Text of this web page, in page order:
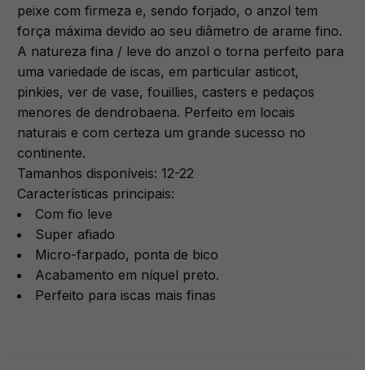
peixe com firmeza e, sendo forjado, o anzol tem
força máxima devido ao seu diâmetro de arame fino.
A natureza fina / leve do anzol o torna perfeito para
uma variedade de iscas, em particular asticot,
pinkies, ver de vase, fouillies, casters e pedaços
menores de dendrobaena. Perfeito em locais
naturais e com certeza um grande sucesso no
continente.
Tamanhos disponíveis: 12-22
Características principais:
Com fio leve
Super afiado
Micro-farpado, ponta de bico
Acabamento em níquel preto.
Perfeito para iscas mais finas